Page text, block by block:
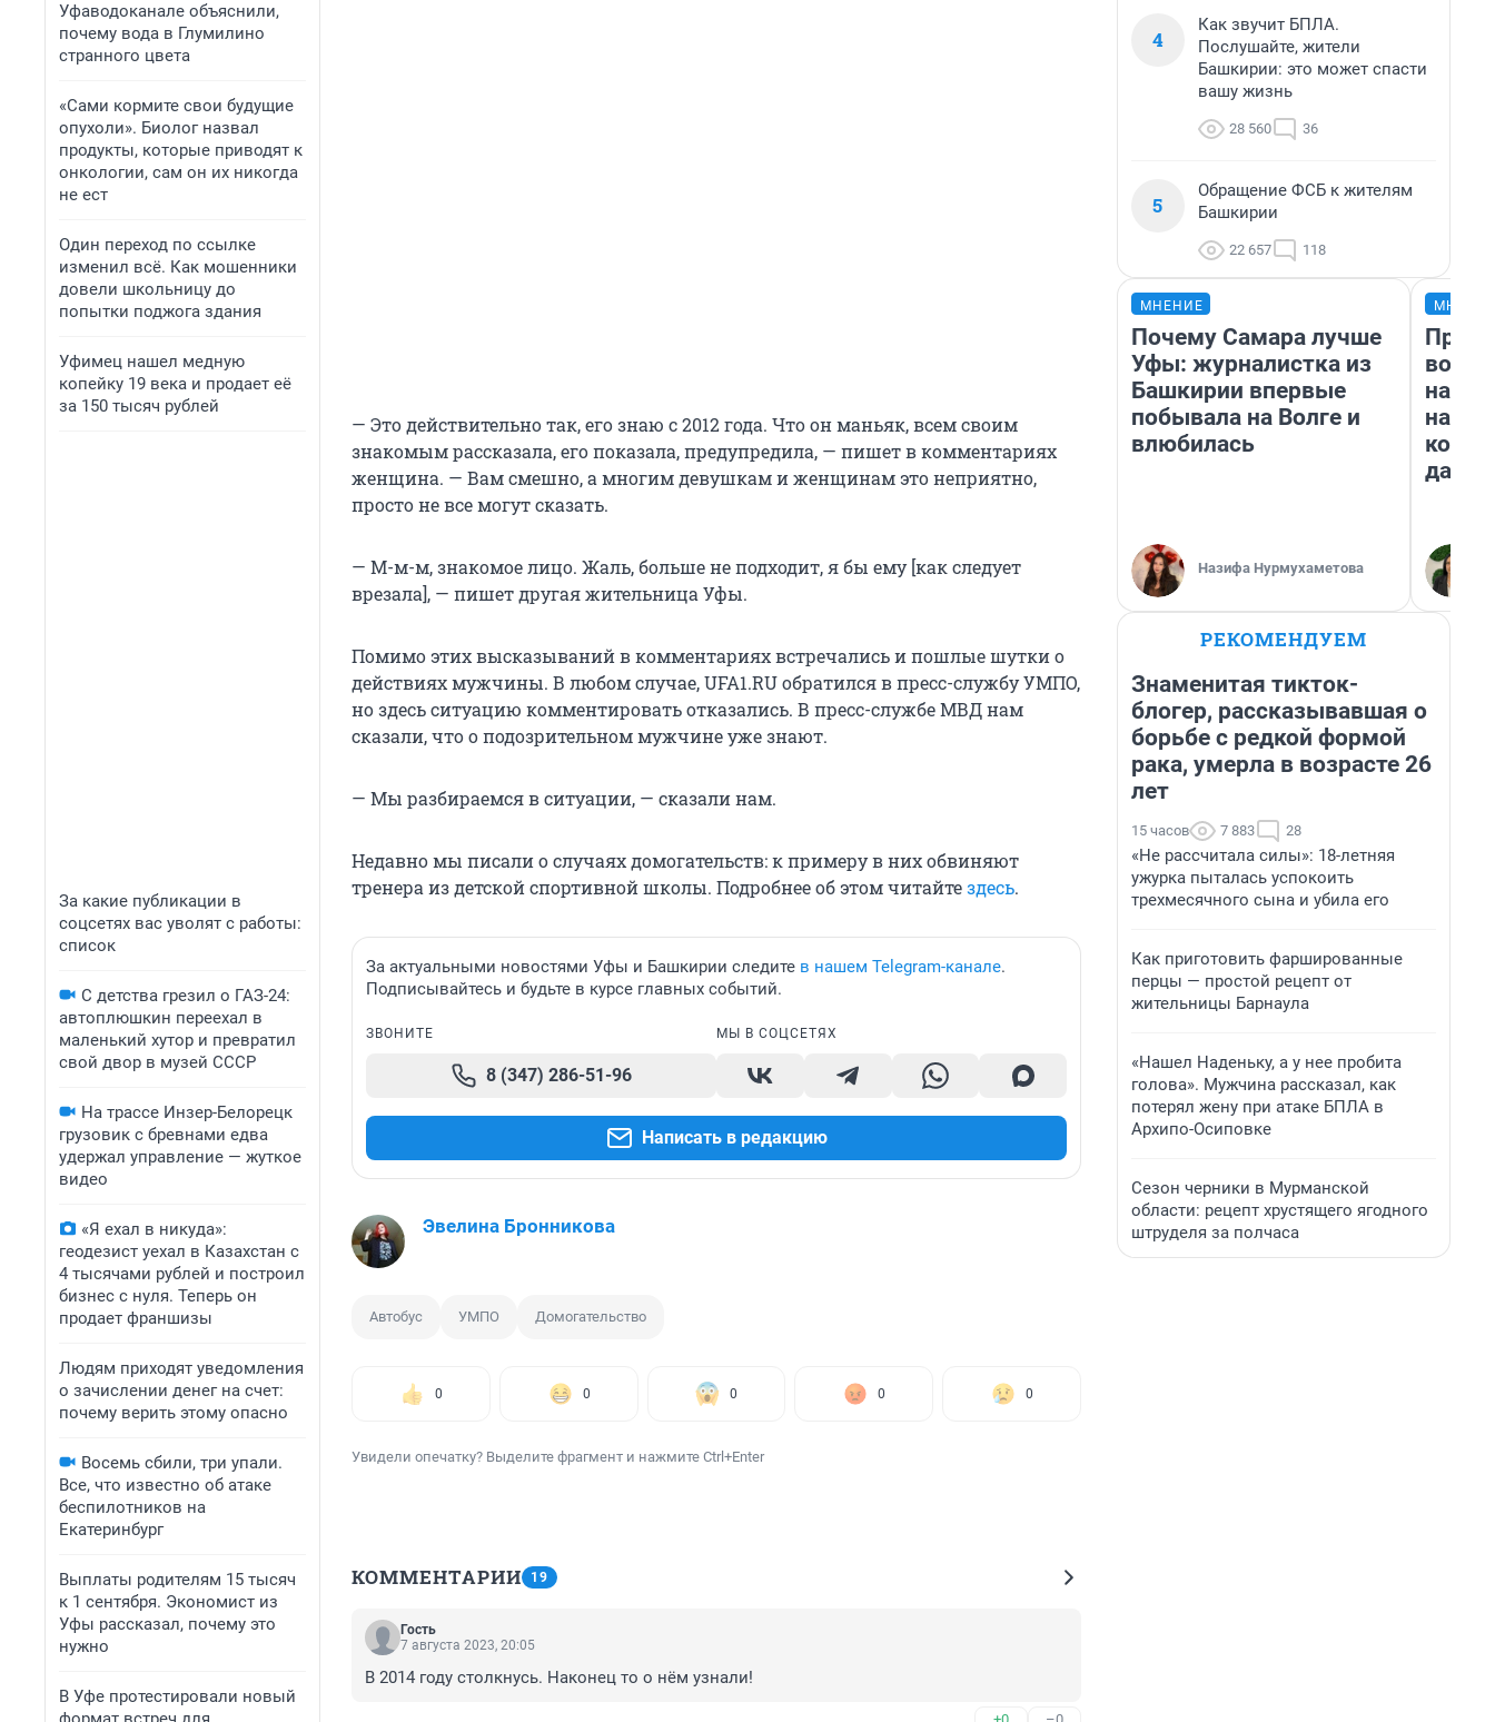
Уфаводоканале объяснили,
почему вода в Глумилино
странного цвета
«Сами кормите свои будущие
опухоли». Биолог назвал
продукты, которые приводят к
онкологии, сам он их никогда
не ест
Один переход по ссылке
изменил всё. Как мошенники
довели школьницу до
попытки поджога здания
Уфимец нашел медную
копейку 19 века и продает её
за 150 тысяч рублей
За какие публикации в
соцсетях вас уволят с работы:
список
С детства грезил о ГАЗ-24:
автоплюшкин переехал в
маленький хутор и превратил
свой двор в музей СССР
На трассе Инзер-Белорецк
грузовик с бревнами едва
удержал управление — жуткое
видео
«Я ехал в никуда»:
геодезист уехал в Казахстан с
4 тысячами рублей и построил
бизнес с нуля. Теперь он
продает франшизы
Людям приходят уведомления
о зачислении денег на счет:
почему верить этому опасно
Восемь сбили, три упали.
Все, что известно об атаке
беспилотников на
Екатеринбург
Выплаты родителям 15 тысяч
к 1 сентября. Экономист из
Уфы рассказал, почему это
нужно
В Уфе протестировали новый
— Это действительно так, его знаю с 2012 года. Что он маньяк, всем своим
знакомым рассказала, его показала, предупредила, — пишет в комментариях
женщина. — Вам смешно, а многим девушкам и женщинам это неприятно,
просто не все могут сказать.
— М-м-м, знакомое лицо. Жаль, больше не подходит, я бы ему [как следует
врезала], — пишет другая жительница Уфы.
Помимо этих высказываний в комментариях встречались и пошлые шутки о
действиях мужчины. В любом случае, UFA1.RU обратился в пресс-службу УМПО,
но здесь ситуацию комментировать отказались. В пресс-службе МВД нам
сказали, что о подозрительном мужчине уже знают.
— Мы разбираемся в ситуации, — сказали нам.
Недавно мы писали о случаях домогательств: к примеру в них обвиняют
тренера из детской спортивной школы. Подробнее об этом читайтездесь.
За актуальными новостями Уфы и Башкирии следите в нашем Telegram-канале.
Подписывайтесь и будьте в курсе главных событий.
ЗВОНИТЕ
8 (347) 286-51-96
МЫ В СОЦСЕТЯХ
Написать в редакцию
Эвелина Бронникова
Автобус УМПО Домогательство
0 0 0 0 0
Увидели опечатку? Выделите фрагмент и нажмите Ctrl+Enter
КОММЕНТАРИИ 19
Гость
7 августа 2023, 20:05
В 2014 году столкнусь. Наконец то о нём узнали!
4
Как звучит БПЛА.
Послушайте, жители
Башкирии: это может спасти
вашу жизнь
28 560 36
5
Обращение ФСБ к жителям
Башкирии
22 657 118
МНЕНИЕ
Почему Самара лучше
Уфы: журналистка из
Башкирии впервые
побывала на Волге и
влюбилась
Назифа Нурмухаметова
нам
даже
РЕКОМЕНДУЕМ
Знаменитая тикток-
блогер, рассказывавшая о
борьбе с редкой формой
рака, умерла в возрасте 26
лет
15 часов 7 883 28
«Не рассчитала силы»: 18-летняя
ужурка пыталась успокоить
трехмесячного сына и убила его
Как приготовить фаршированные
перцы — простой рецепт от
жительницы Барнаула
«Нашел Наденьку, а у нее пробита
голова». Мужчина рассказал, как
потерял жену при атаке БПЛА в
Архипо-Осиповке
Сезон черники в Мурманской
области: рецепт хрустящего ягодного
штруделя за полчаса